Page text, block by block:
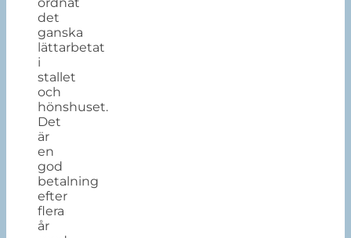
det
ganska
lättarbetat
i
stallet
och
hönshuset.
Det
är
en
god
betalning
efter
flera
år